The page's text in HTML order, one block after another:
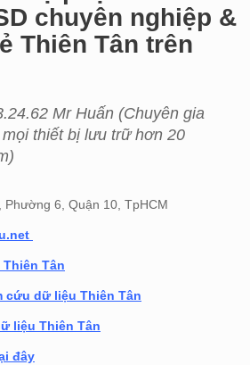
chuyên nghiệp &
Thiên Tân trên
Mr Huấn (Chuyên gia
thiết bị lưu trữ hơn 20
6, Quận 10, TpHCM
Tân
cứu dữ liệu Thiên Tân
liệu Thiên Tân
đây